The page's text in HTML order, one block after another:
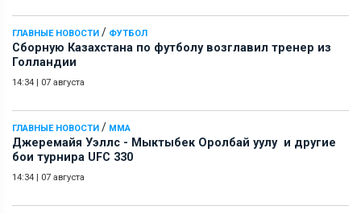
ГЛАВНЫЕ НОВОСТИ / ФУТБОЛ
Сборную Казахстана по футболу возглавил тренер из
Голландии
14:34 | 07 августа
ГЛАВНЫЕ НОВОСТИ / ММА
Джеремайя Уэллс - Мыктыбек Оролбай уулу и другие
бои турнира UFC 330
14:34 | 07 августа